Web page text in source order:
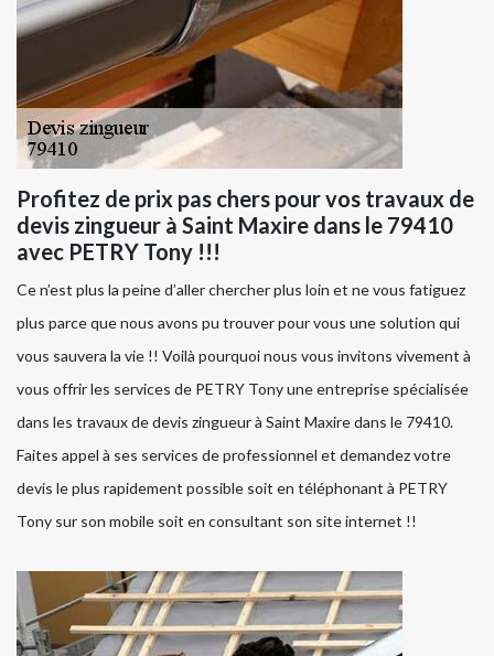
Profitez de prix pas chers pour vos travaux de
devis zingueur à Saint Maxire dans le 79410
avec PETRY Tony !!!
Ce n’est plus la peine d’aller chercher plus loin et ne vous fatiguez
plus parce que nous avons pu trouver pour vous une solution qui
vous sauvera la vie !! Voilà pourquoi nous vous invitons vivement à
vous offrir les services de PETRY Tony une entreprise spécialisée
dans les travaux de devis zingueur à Saint Maxire dans le 79410.
Faites appel à ses services de professionnel et demandez votre
devis le plus rapidement possible soit en téléphonant à PETRY
Tony sur son mobile soit en consultant son site internet !!